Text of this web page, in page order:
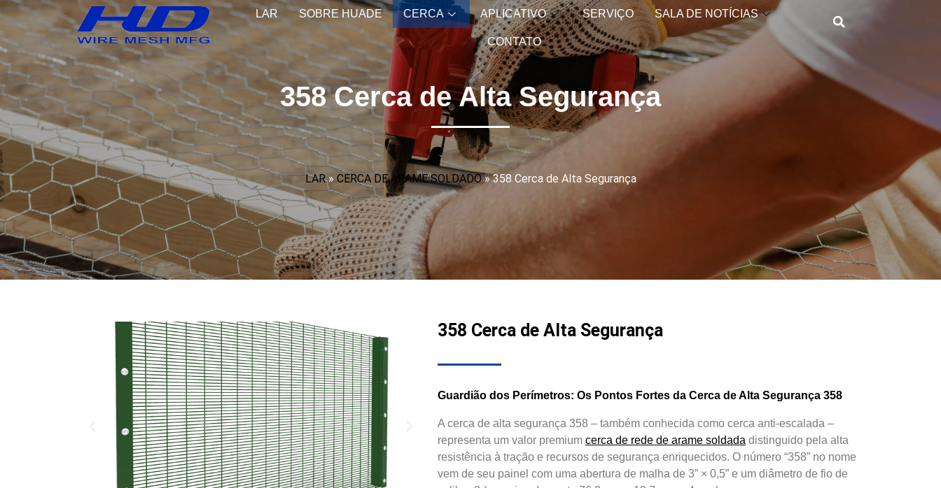
LAR SOBRE HUADE CERCA APLICATIVO SERVIÇO SALA DE NOTÍCIAS
CONTATO
358 Cerca de Alta Segurança
LAR» CERCA DE ARAME SOLDADO»358 Cerca de Alta Segurança
358 Cerca de Alta Segurança
Guardião dos Perímetros: Os Pontos Fortes da Cerca de Alta Segurança 358
A cerca de alta segurança 358 – também conhecida como cerca anti-escalada –
representa um valor premium cerca de rede de arame soldada distinguido pela alta
resistência à tração e recursos de segurança enriquecidos. O número “358” no nome
vem de seu painel com uma abertura de malha de 3” × 0,5” e um diâmetro de fio de